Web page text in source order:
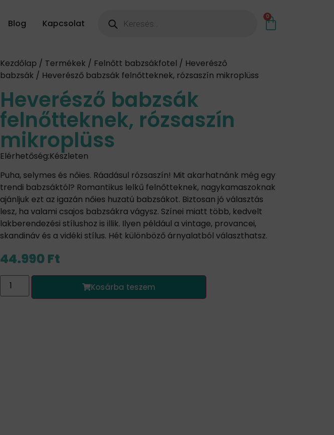
Blog Kapcsolat
0
Kezdőlap / Termékek / Felnőtt babzsákfotel / Heverésző
babzsák / Heverésző babzsák felnőtteknek, rózsaszín mikroplüss
Heverésző babzsák
felnőtteknek, rózsaszín
mikroplüss
Elérhetőség:Készleten
Puha, selymes és nőies. Ráadásul rózsaszín! Mit akarhatnánk még egy
trendi babzsáktól? Romantikus lelkű felnőtteknek, nagykamaszoknak
ajánljuk ezt az igazán nőies huzatú babzsákot. Biztosan jó választás
lesz, ha valami csajos babzsákra vágysz. Színei miatt több, kedvelt
lakberendezési stílushoz is illik. Ilyen például a vintage, provancei,
skandináv és a vidéki stílus. Hét különböző árnyalatból választhatsz.
44.990 Ft
Kosárba teszem